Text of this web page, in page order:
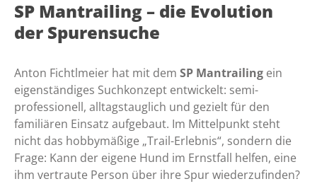
SP Mantrailing – die Evolution
der Spurensuche
Anton Fichtlmeier hat mit dem SP Mantrailing ein
eigenständiges Suchkonzept entwickelt: semi-
professionell, alltagstauglich und gezielt für den
familiären Einsatz aufgebaut. Im Mittelpunkt steht
nicht das hobbymäßige „Trail-Erlebnis“, sondern die
Frage: Kann der eigene Hund im Ernstfall helfen, eine
ihm vertraute Person über ihre Spur wiederzufinden?